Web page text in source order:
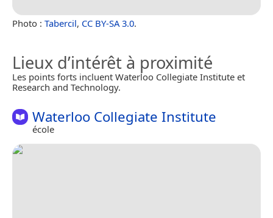
Photo : Tabercil, CC BY-SA 3.0.
Lieux d’intérêt à proximité
Les points forts incluent Waterloo Collegiate Institute et
Research and Technology.
Waterloo Collegiate Institute
école